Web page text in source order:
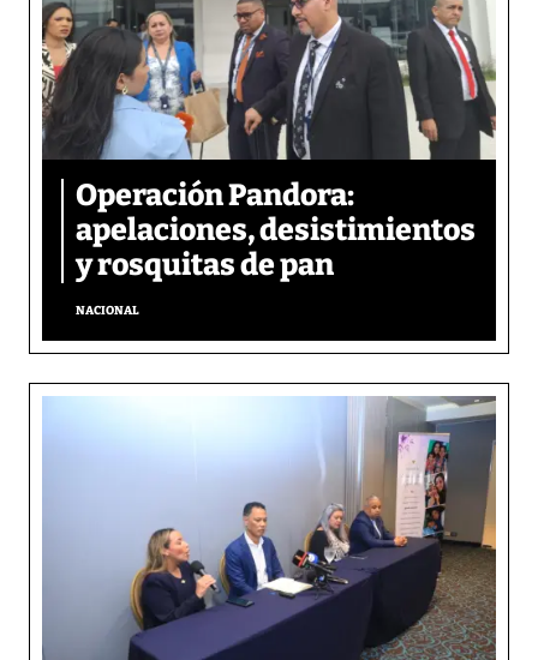
Operación Pandora:
apelaciones, desistimientos
y rosquitas de pan
NACIONAL